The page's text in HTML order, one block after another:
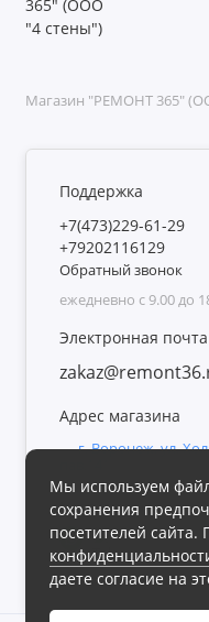
Мы используем
сохранения
посетителей сайта.
даете согласие на
Магазин "РЕМОНТ 365"
Поддержка
+7(473)229-61-29
+79202116129
Обратный звонок
ежедневно с 9.00 до
Электронная почта
Адрес магазина
г. Воронеж, ул.
Мы в сети